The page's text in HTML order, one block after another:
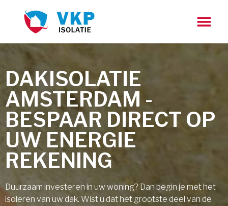
DAKISOLATIE
AMSTERDAM -
BESPAAR DIRECT OP
UW ENERGIE
REKENING
Duurzaam investeren in uw woning? Dan begin je met het
isoleren van uw dak. Wist u dat het grootste deel van de